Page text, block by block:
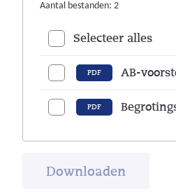
Aantal bestanden: 2
Bestanden en mappen
Selecteer alles
PDF AB-
PDF
Downloaden